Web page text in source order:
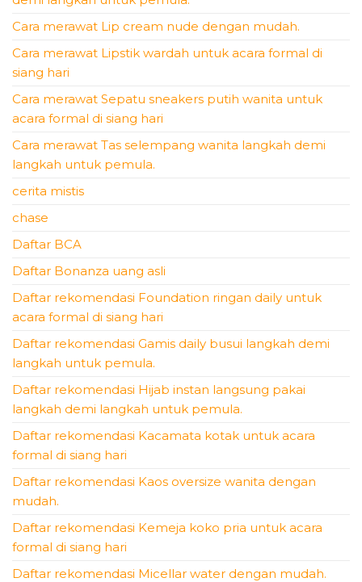
Cara merawat Lip cream nude dengan mudah.
Cara merawat Lipstik wardah untuk acara formal di
siang hari
Cara merawat Sepatu sneakers putih wanita untuk
acara formal di siang hari
Cara merawat Tas selempang wanita langkah demi
langkah untuk pemula.
cerita mistis
chase
Daftar BCA
Daftar Bonanza uang asli
Daftar rekomendasi Foundation ringan daily untuk
acara formal di siang hari
Daftar rekomendasi Gamis daily busui langkah demi
langkah untuk pemula.
Daftar rekomendasi Hijab instan langsung pakai
langkah demi langkah untuk pemula.
Daftar rekomendasi Kacamata kotak untuk acara
formal di siang hari
Daftar rekomendasi Kaos oversize wanita dengan
mudah.
Daftar rekomendasi Kemeja koko pria untuk acara
formal di siang hari
Daftar rekomendasi Micellar water dengan mudah.